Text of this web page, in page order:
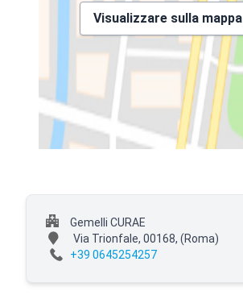
Visualizzare sulla mappa
Gemelli CURAE
Via Trionfale, 00168, (Roma)
+39 0645254257